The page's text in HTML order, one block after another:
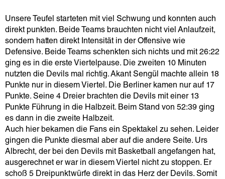
Unsere Teufel starteten mit viel Schwung und konnten auch
direkt punkten. Beide Teams brauchten nicht viel Anlaufzeit,
sondern hatten direkt Intensität in der Offensive wie
Defensive. Beide Teams schenkten sich nichts und mit 26:22
ging es in die erste Viertelpause. Die zweiten 10 Minuten
nutzten die Devils mal richtig. Akant Sengül machte allein 18
Punkte nur in diesem Viertel. Die Berliner kamen nur auf 17
Punkte. Seine 4 Dreier brachten die Devils mit einer 13
Punkte Führung in die Halbzeit. Beim Stand von 52:39 ging
es dann in die zweite Halbzeit.
Auch hier bekamen die Fans ein Spektakel zu sehen. Leider
gingen die Punkte diesmal aber auf die andere Seite. Urs
Albrecht, der bei den Devils mit Basketball angefangen hat,
ausgerechnet er war in diesem Viertel nicht zu stoppen. Er
schoß 5 Dreipunktwürfe direkt in das Herz der Devils. Somit